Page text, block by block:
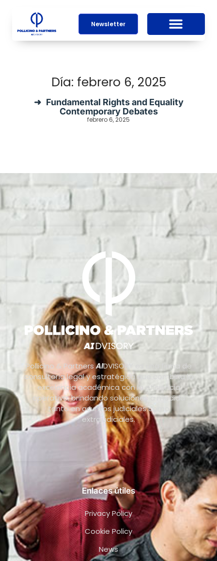
Newsletter
Día: febrero 6, 2025
Fundamental Rights and Equality
Contemporary Debates
febrero 6, 2025
Pollicino & PartnersAIDVISORY es una firma de
consultoría legal y estratégica que combina la
excelencia académica con la eficiencia
operativa, brindando soluciones a medida
tanto en asuntos judiciales como
extrajudiciales.
Enlaces útiles
Privacy Policy
Cookie Policy
News